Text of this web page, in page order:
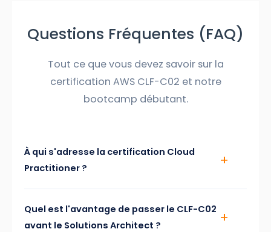
Questions Fréquentes (FAQ)
Tout ce que vous devez savoir sur la
certification AWS CLF-C02 et notre
bootcamp débutant.
À qui s'adresse la certification Cloud
Practitioner ?
Quel est l'avantage de passer le CLF-C02
avant le Solutions Architect ?